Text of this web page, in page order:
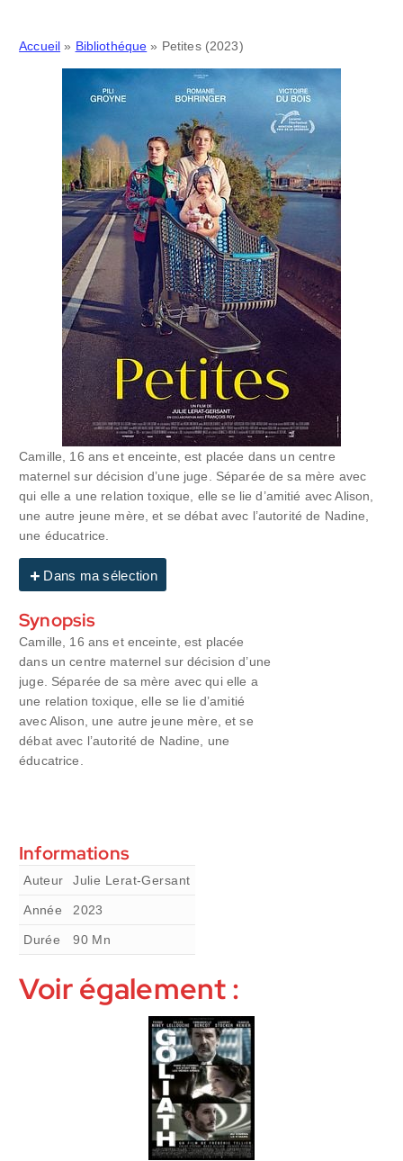
Accueil » Bibliothéque » Petites (2023)
Camille, 16 ans et enceinte, est placée dans un centre
maternel sur décision d’une juge. Séparée de sa mère avec
qui elle a une relation toxique, elle se lie d’amitié avec Alison,
une autre jeune mère, et se débat avec l’autorité de Nadine,
une éducatrice.
Dans ma sélection
Synopsis
Camille, 16 ans et enceinte, est placée
dans un centre maternel sur décision d’une
juge. Séparée de sa mère avec qui elle a
une relation toxique, elle se lie d’amitié
avec Alison, une autre jeune mère, et se
débat avec l’autorité de Nadine, une
éducatrice.
Informations
Auteur Julie Lerat-Gersant
Année 2023
Durée 90 Mn
Voir également :